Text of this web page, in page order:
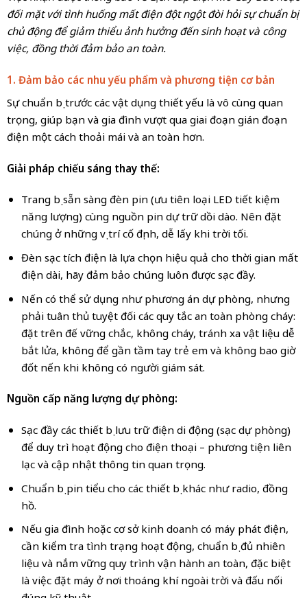
đối mặt với tình huống mất điện đột ngột đòi hỏi sự chuẩn bị
chủ động để giảm thiểu ảnh hưởng đến sinh hoạt và công
việc, đồng thời đảm bảo an toàn.
1. Đảm bảo các nhu yếu phẩm và phương tiện cơ bản
Sự chuẩn bị trước các vật dụng thiết yếu là vô cùng quan
trọng, giúp bạn và gia đình vượt qua giai đoạn gián đoạn
điện một cách thoải mái và an toàn hơn.
Giải pháp chiếu sáng thay thế:
Trang bị sẵn sàng đèn pin (ưu tiên loại LED tiết kiệm
năng lượng) cùng nguồn pin dự trữ dồi dào. Nên đặt
chúng ở những vị trí cố định, dễ lấy khi trời tối.
Đèn sạc tích điện là lựa chọn hiệu quả cho thời gian mất
điện dài, hãy đảm bảo chúng luôn được sạc đầy.
Nến có thể sử dụng như phương án dự phòng, nhưng
phải tuân thủ tuyệt đối các quy tắc an toàn phòng cháy:
đặt trên đế vững chắc, không cháy, tránh xa vật liệu dễ
bắt lửa, không để gần tầm tay trẻ em và không bao giờ
đốt nến khi không có người giám sát.
Nguồn cấp năng lượng dự phòng:
Sạc đầy các thiết bị lưu trữ điện di động (sạc dự phòng)
để duy trì hoạt động cho điện thoại – phương tiện liên
lạc và cập nhật thông tin quan trọng.
Chuẩn bị pin tiểu cho các thiết bị khác như radio, đồng
hồ.
Nếu gia đình hoặc cơ sở kinh doanh có máy phát điện,
cần kiểm tra tình trạng hoạt động, chuẩn bị đủ nhiên
liệu và nắm vững quy trình vận hành an toàn, đặc biệt
là việc đặt máy ở nơi thoáng khí ngoài trời và đấu nối